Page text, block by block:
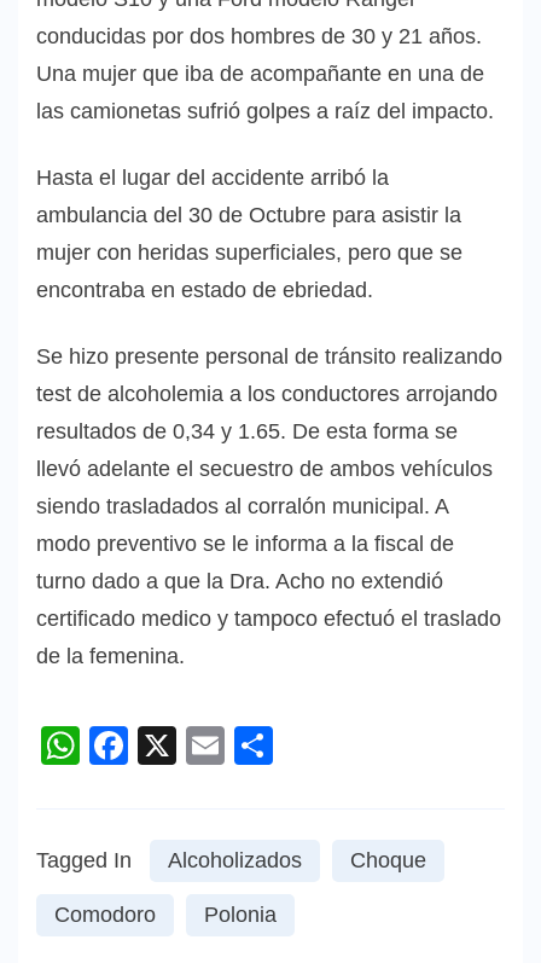
conducidas por dos hombres de 30 y 21 años.
Una mujer que iba de acompañante en una de
las camionetas sufrió golpes a raíz del impacto.
Hasta el lugar del accidente arribó la
ambulancia del 30 de Octubre para asistir la
mujer con heridas superficiales, pero que se
encontraba en estado de ebriedad.
Se hizo presente personal de tránsito realizando
test de alcoholemia a los conductores arrojando
resultados de 0,34 y 1.65. De esta forma se
llevó adelante el secuestro de ambos vehículos
siendo trasladados al corralón municipal. A
modo preventivo se le informa a la fiscal de
turno dado a que la Dra. Acho no extendió
certificado medico y tampoco efectuó el traslado
de la femenina.
WhatsApp
Facebook
X Email
Tagged In Alcoholizados Choque
Comodoro Polonia